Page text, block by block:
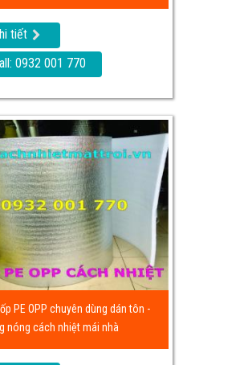
tiết
0932 001 770
PE OPP chuyên dùng dán tôn -
nóng cách nhiệt mái nhà